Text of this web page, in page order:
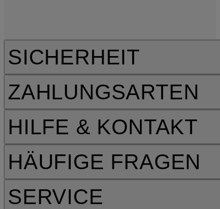
HILFE & KONTAKT
HÄUFIGE FRAGEN
SERVICE
SICHERHEIT
ZAHLUNGSARTEN